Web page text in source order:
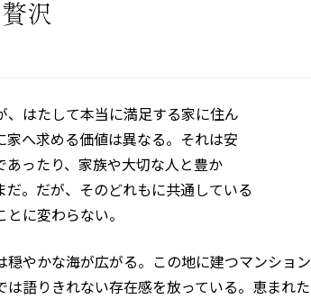
沢
はたして本当に満足する家に住ん
へ求める価値は異なる。それは安
ったり、家族や大切な人と豊か
。だが、そのどれもに共通している
に変わらない。
やかな海が広がる。この地に建つマンション
語りきれない存在感を放っている。恵まれた